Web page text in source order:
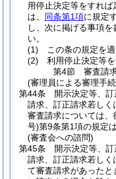
用停止決定等をすれば
は、 同条第1項に規定
し、次に掲げる事項
い。
(1)
この条の規定を
(2)
利用停止決定等
第4節
審査請
(審理員による審理手
第44条
開示決定等、
請求、訂正請求若し
審査請求については、
号)第9条第1項の規定
(審査会への諮問)
第45条
開示決定等、
請求、訂正請求若し
て審査請求があったと